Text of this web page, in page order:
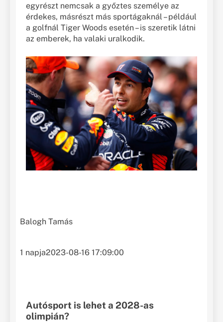
egyrészt nemcsak a győztes személye az
érdekes, másrészt más sportágaknál – például
a golfnál Tiger Woods esetén – is szeretik látni
az emberek, ha valaki uralkodik.
Balogh Tamás
1 napja2023-08-16 17:09:00
Autósport is lehet a 2028-as
olimpián?